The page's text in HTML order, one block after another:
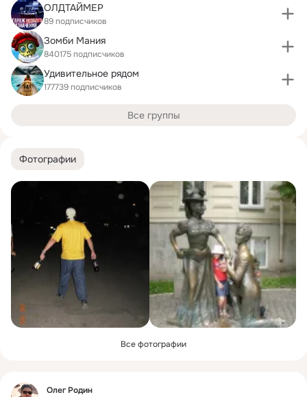
Фотографии
Все фотографии
Фид
Олег Родин
ОЛДТАЙМЕР
89 подписчиков
Зомби Мания
840175 подписчиков
Удивительное рядом
177739 подписчиков
Все группы